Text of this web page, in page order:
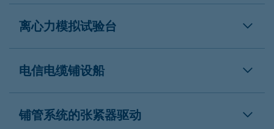
离心力模拟试验台
电信电缆铺设船
铺管系统的张紧器驱动